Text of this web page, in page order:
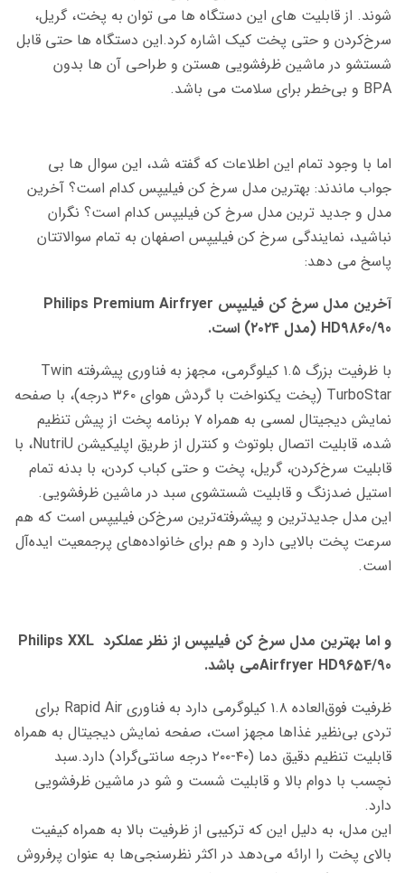
شوند. از قابلیت های این دستگاه ها می توان به پخت، گریل،
سرخ‌کردن و حتی پخت کیک اشاره کرد.این دستگاه ها حتی قابل
شستشو در ماشین ظرفشویی هستن و طراحی آن ها بدون
BPA و بی‌خطر برای سلامت می باشد.
اما با وجود تمام این اطلاعات که گفته شد، این سوال ها بی
جواب ماندند: بهترین مدل سرخ کن فیلیپس کدام است؟ آخرین
مدل و جدید ترین مدل سرخ کن فیلیپس کدام است؟ نگران
نباشید، نمایندگی سرخ کن فیلیپس اصفهان به تمام سوالاتتان
پاسخ می دهد:
آخرین مدل سرخ کن فیلیپس Philips Premium Airfryer
HD9860/90 (مدل ۲۰۲۴) است.
با ظرفیت بزرگ ۱.۵ کیلوگرمی، مجهز به فناوری پیشرفته Twin
TurboStar (پخت یکنواخت با گردش هوای ۳۶۰ درجه)، با صفحه
نمایش دیجیتال لمسی به همراه ۷ برنامه پخت از پیش تنظیم
شده، قابلیت اتصال بلوتوث و کنترل از طریق اپلیکیشن NutriU، با
قابلیت سرخ‌کردن، گریل، پخت و حتی کباب کردن، با بدنه تمام
استیل ضدزنگ و قابلیت شستشوی سبد در ماشین ظرفشویی.
این مدل جدیدترین و پیشرفته‌ترین سرخ‌کن فیلیپس است که هم
سرعت پخت بالایی دارد و هم برای خانواده‌های پرجمعیت ایده‌آل
است.
و اما
بهترین مدل سرخ کن فیلیپس از نظر عملکرد Philips XXL
Airfryer HD9654/90می باشد.
ظرفیت فوق‌العاده ۱.۸ کیلوگرمی دارد به فناوری Rapid Air برای
تردی بی‌نظیر غذاها مجهز است، صفحه نمایش دیجیتال به همراه
قابلیت تنظیم دقیق دما (۴۰-۲۰۰ درجه سانتی‌گراد) دارد.سبد
نچسب با دوام بالا و قابلیت شست و شو در ماشین ظرفشویی
دارد.
این مدل، به دلیل این که ترکیبی از ظرفیت بالا به همراه کیفیت
بالای پخت را ارائه می‌دهد در اکثر نظرسنجی‌ها به عنوان پرفروش